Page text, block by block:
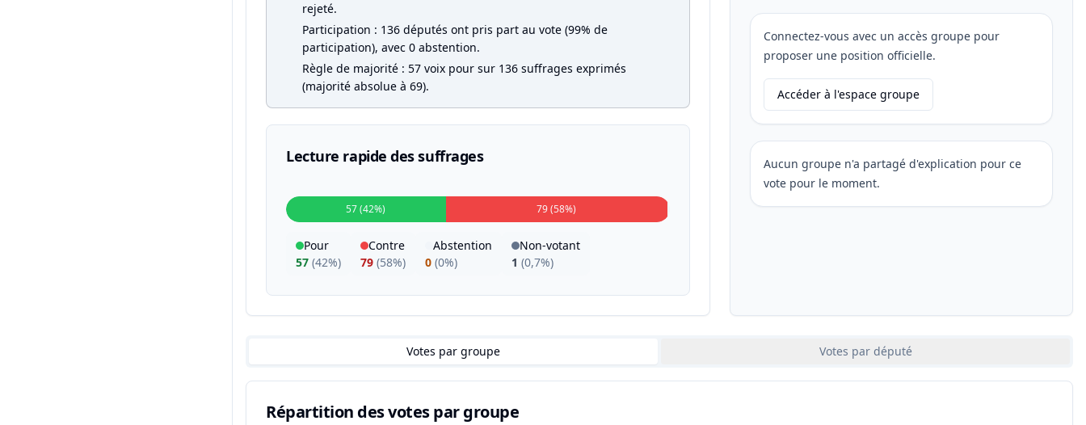
rejeté.
Participation : 136 députés ont pris part au vote (99% de
participation), avec 0 abstention.
Règle de majorité : 57 voix pour sur 136 suffrages exprimés
(majorité absolue à 69).
Lecture rapide des suffrages
57 (42%) 79 (58%)
Pour
57 (42%)
Contre
79 (58%)
Abstention
0 (0%)
Non-votant
1 (0,7%)
Connectez-vous avec un accès groupe pour
proposer une position officielle.
Accéder à l'espace groupe
Aucun groupe n'a partagé d'explication pour ce
vote pour le moment.
Votes par groupe Votes par député
Répartition des votes par groupe